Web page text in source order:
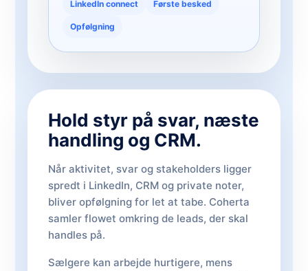
LinkedIn connect Første besked
Opfølgning
Hold styr på svar, næste
handling og CRM.
Når aktivitet, svar og stakeholders ligger
spredt i LinkedIn, CRM og private noter,
bliver opfølgning for let at tabe. Coherta
samler flowet omkring de leads, der skal
handles på.
Sælgere kan arbejde hurtigere, mens